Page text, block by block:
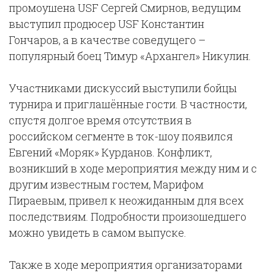
промоушена USF Сергей Смирнов, ведущим
выступил продюсер USF Константин
Гончаров, а в качестве соведущего –
популярный боец Тимур «Архангел» Никулин.
Участниками дискуссий выступили бойцы
турнира и приглашённые гости. В частности,
спустя долгое время отсутствия в
российском сегменте в ток-шоу появился
Евгений «Моряк» Курданов. Конфликт,
возникший в ходе мероприятия между ним и с
другим известным гостем, Марифом
Пираевым, привел к неожиданным для всех
последствиям. Подробности произошедшего
можно увидеть в самом выпуске.
Также в ходе мероприятия организаторами